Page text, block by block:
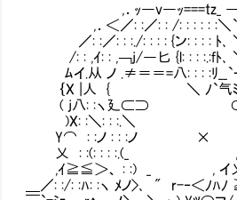
,．ｯ―v―ｯ===tz_ ―-
,．＜／: :／: : /: : : : : :＼
／: :／: : :./: : : : {ン: : : : ﾄ､
/: : ,ｲ: : ,￢j/―匕 {l: : : :.:fﾄ､ ＼
ﾑイ.从 ノ .≠＝＝=八: : : :ﾘ__`
｛X |人 { ＼ ﾉ`气ﾐ(ﾉ
( j八: :ヽ廴⊂⊃ ⊂⊃ |/'
)X: :＼: : :.＼
Y⌒ : :ノ : : :ノ ×
乂 : :(: : : :.(_ ,ｲ
,ｲ≧≦＞、 : :) _ , イ乂
＿／: :/: :ﾊ: :ヽ ﾒノ>､ " r-‐＜ﾉﾊ